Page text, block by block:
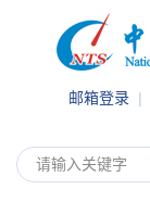
邮箱登录 |